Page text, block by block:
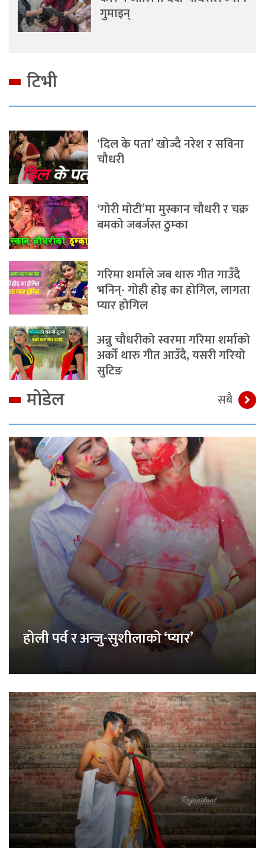
गुमाइन्
टिभी
‘दिल के पता’ खोज्दै नरेश र सविना
चौधरी
‘गोरी मोटी’मा मुस्कान चौधरी र चक्र
बमको जबर्जस्त ठुम्का
गरिमा शर्माले जब थारु गीत गाउँदै
भनिन्- गोही होइ का होगिल, लागता
प्यार होगिल
अन्नु चौधरीको स्वरमा गरिमा शर्माको
अर्को थारु गीत आउँदै, यसरी गरियो
सुटिङ
मोडेल सबै
होली पर्व र अन्जु-सुशीलाको ‘प्यार’